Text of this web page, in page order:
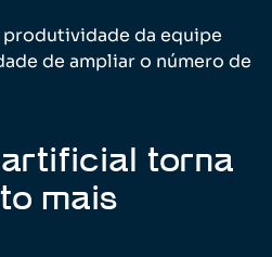
da equipe
de ampliar o número de
torna
mais